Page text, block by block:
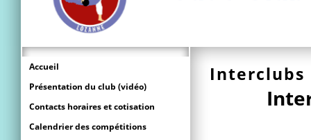
Interclubs
Accueil
Présentation du club (vidéo)
Contacts horaires et cotisation
Calendrier des compétitions